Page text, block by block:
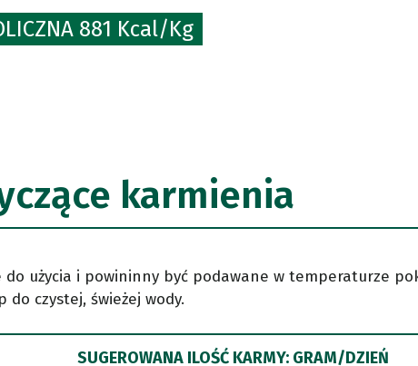
881 Kcal/Kg
karmienia
do użycia i powininny być podawane w temperaturze
do czystej, świeżej wody.
SUGEROWANA ILOŚĆ KARMY: GRAM/DZIEŃ